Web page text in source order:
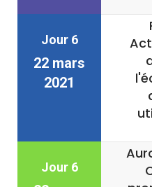
Jour 6
22 mars
2021
Jour 6